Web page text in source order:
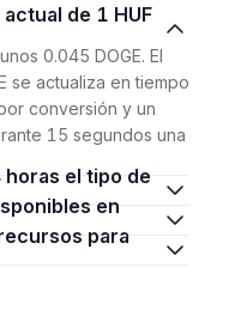
0.045 DOGE. El
se actualiza en tiempo
conversión y un
15 segundos una